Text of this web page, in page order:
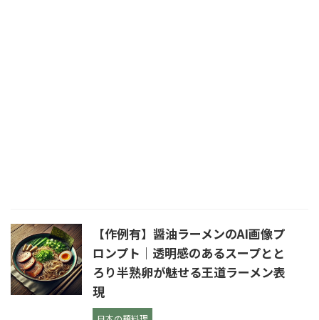
【作例有】醤油ラーメンのAI画像プ
ロンプト｜透明感のあるスープとと
ろり半熟卵が魅せる王道ラーメン表
現